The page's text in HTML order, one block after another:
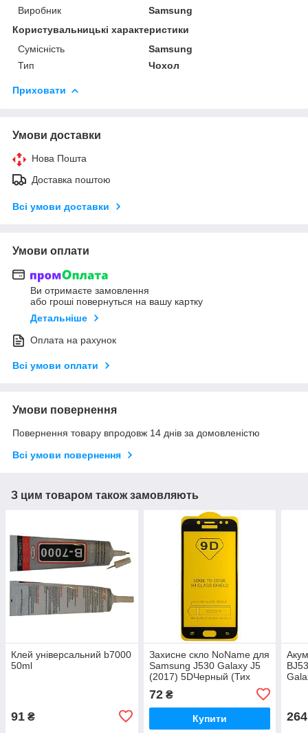
Виробник
Samsung
Користувальницькі характеристики
Сумісність
Samsung
Тип
Чохол
Приховати
Умови доставки
Нова Пошта
Доставка поштою
Всі умови доставки
Умови оплати
Ви отримаєте замовлення
або гроші повернуться на вашу картку
Детальніше
Оплата на рахунок
Всі умови оплати
Умови повернення
Повернення товару впродовж 14 днів за домовленістю
Всі умови повернення
З цим товаром також замовляють
Клей універсальний b7000
50ml
91 ₴
Захисне скло NoName для
Samsung J530 Galaxy J5
(2017) 5DЧерный (Тих
72₴
Купити 264